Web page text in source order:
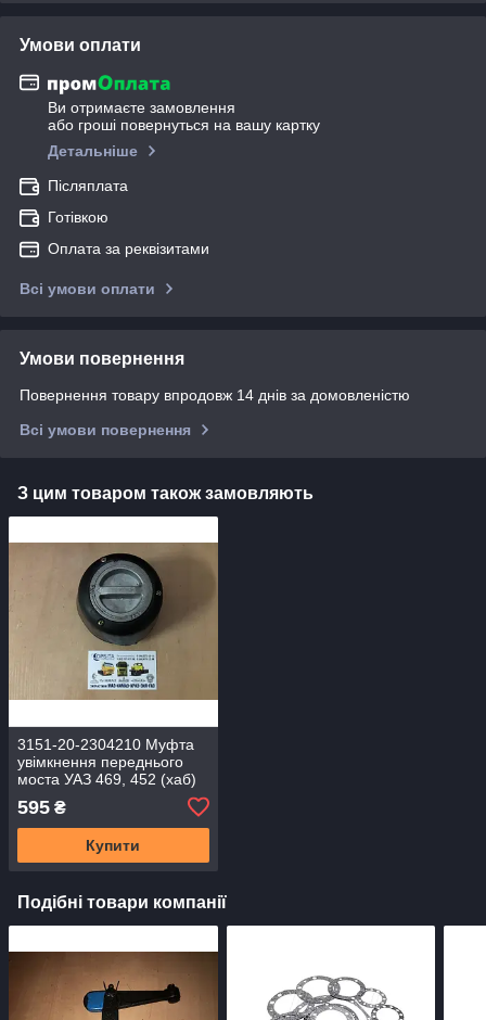
Умови оплати
Ви отримаєте замовлення
або гроші повернуться на вашу картку
Детальніше
Післяплата
Готівкою
Оплата за реквізитами
Всі умови оплати
Умови повернення
Повернення товару впродовж 14 днів за домовленістю
Всі умови повернення
З цим товаром також замовляють
3151-20-2304210 Муфта
увімкнення переднього
моста УАЗ 469, 452 (хаб)
595 ₴
Купити
Подібні товари компанії